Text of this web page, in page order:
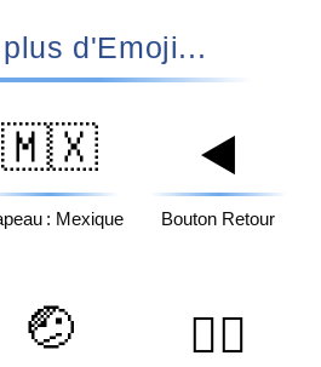
d'Emoji...
🇲🇽
: Mexique
◀️
Bouton Retour
🤕 🧟‍♀️